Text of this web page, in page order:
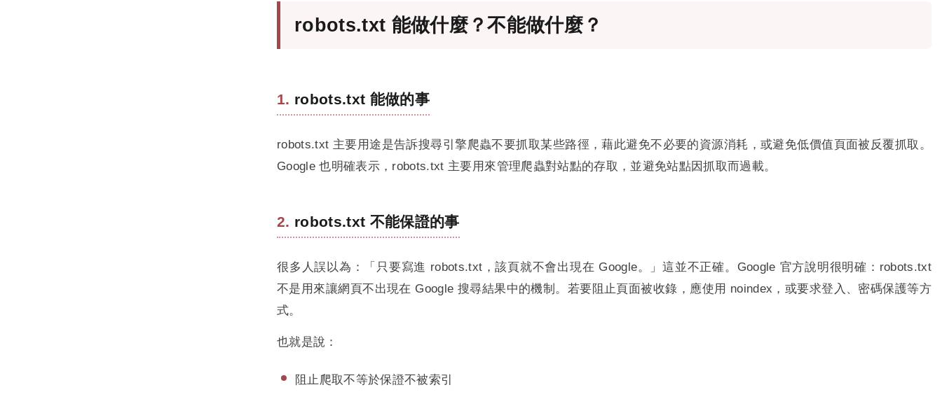
robots.txt 能做什麼？不能做什麼？
robots.txt 能做的事
robots.txt 主要用途是告訴搜尋引擎爬蟲不要抓取某些路徑，藉此避免不必要的資源消耗，或避免低價值頁面被反覆抓取。
Google 也明確表示，robots.txt 主要用來管理爬蟲對站點的存取，並避免站點因抓取而過載。
robots.txt 不能保證的事
很多人誤以為：「只要寫進 robots.txt，該頁就不會出現在 Google。」這並不正確。Google 官方說明很明確：robots.txt
不是用來讓網頁不出現在 Google 搜尋結果中的機制。若要阻止頁面被收錄，應使用 noindex，或要求登入、密碼保護等方
式。
也就是說：
阻止爬取不等於保證不被索引